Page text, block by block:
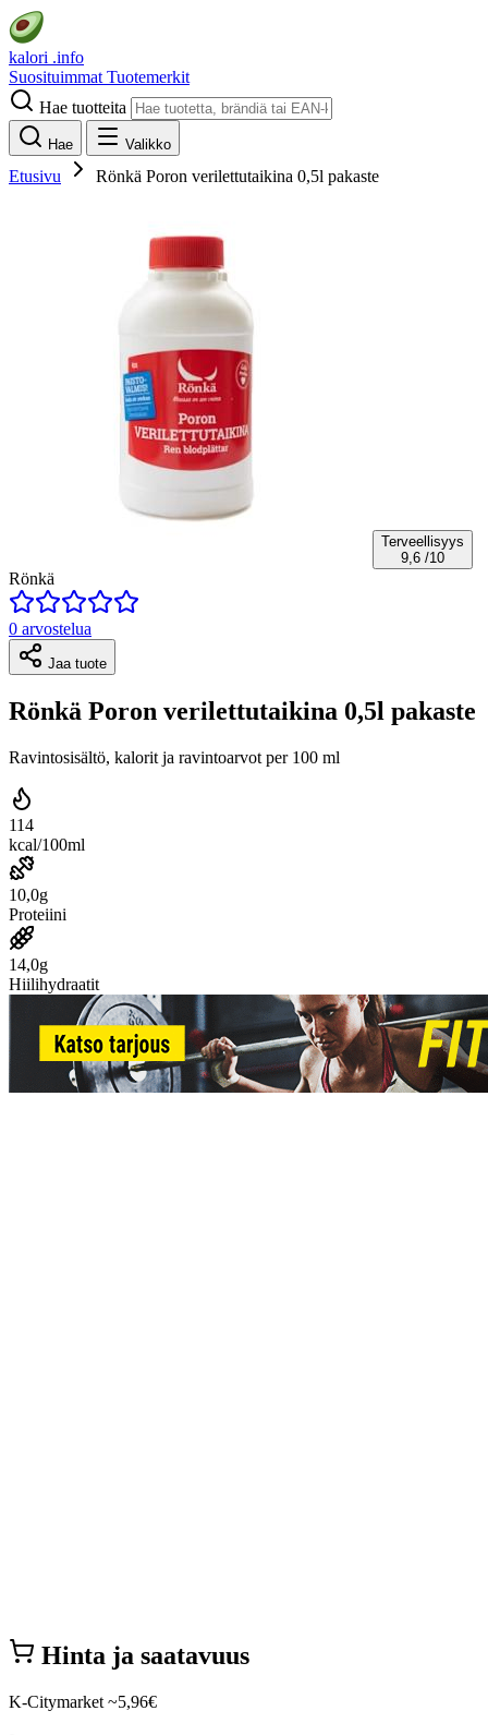
kalori .info
Suosituimmat Tuotemerkit
Hae tuotteita
Hae Valikko
Etusivu Rönkä Poron verilettutaikina 0,5l pakaste
Terveellisyys
9,6 /10
Rönkä
0 arvostelua
Jaa tuote
Rönkä Poron verilettutaikina 0,5l pakaste
Ravintosisältö, kalorit ja ravintoarvot per 100 ml
114
kcal/100ml
10,0g
Proteiini
14,0g
Hiilihydraatit
Hinta ja saatavuus
K-Citymarket ~5,96€